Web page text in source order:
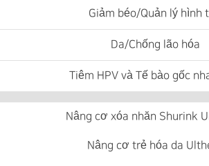
Giảm béo/Quản lý hình
Da/Chống lão hóa
Tiêm HPV và Tế bào gốc
Nâng cơ xóa nhăn Shurink
Nâng cơ trẻ hóa da